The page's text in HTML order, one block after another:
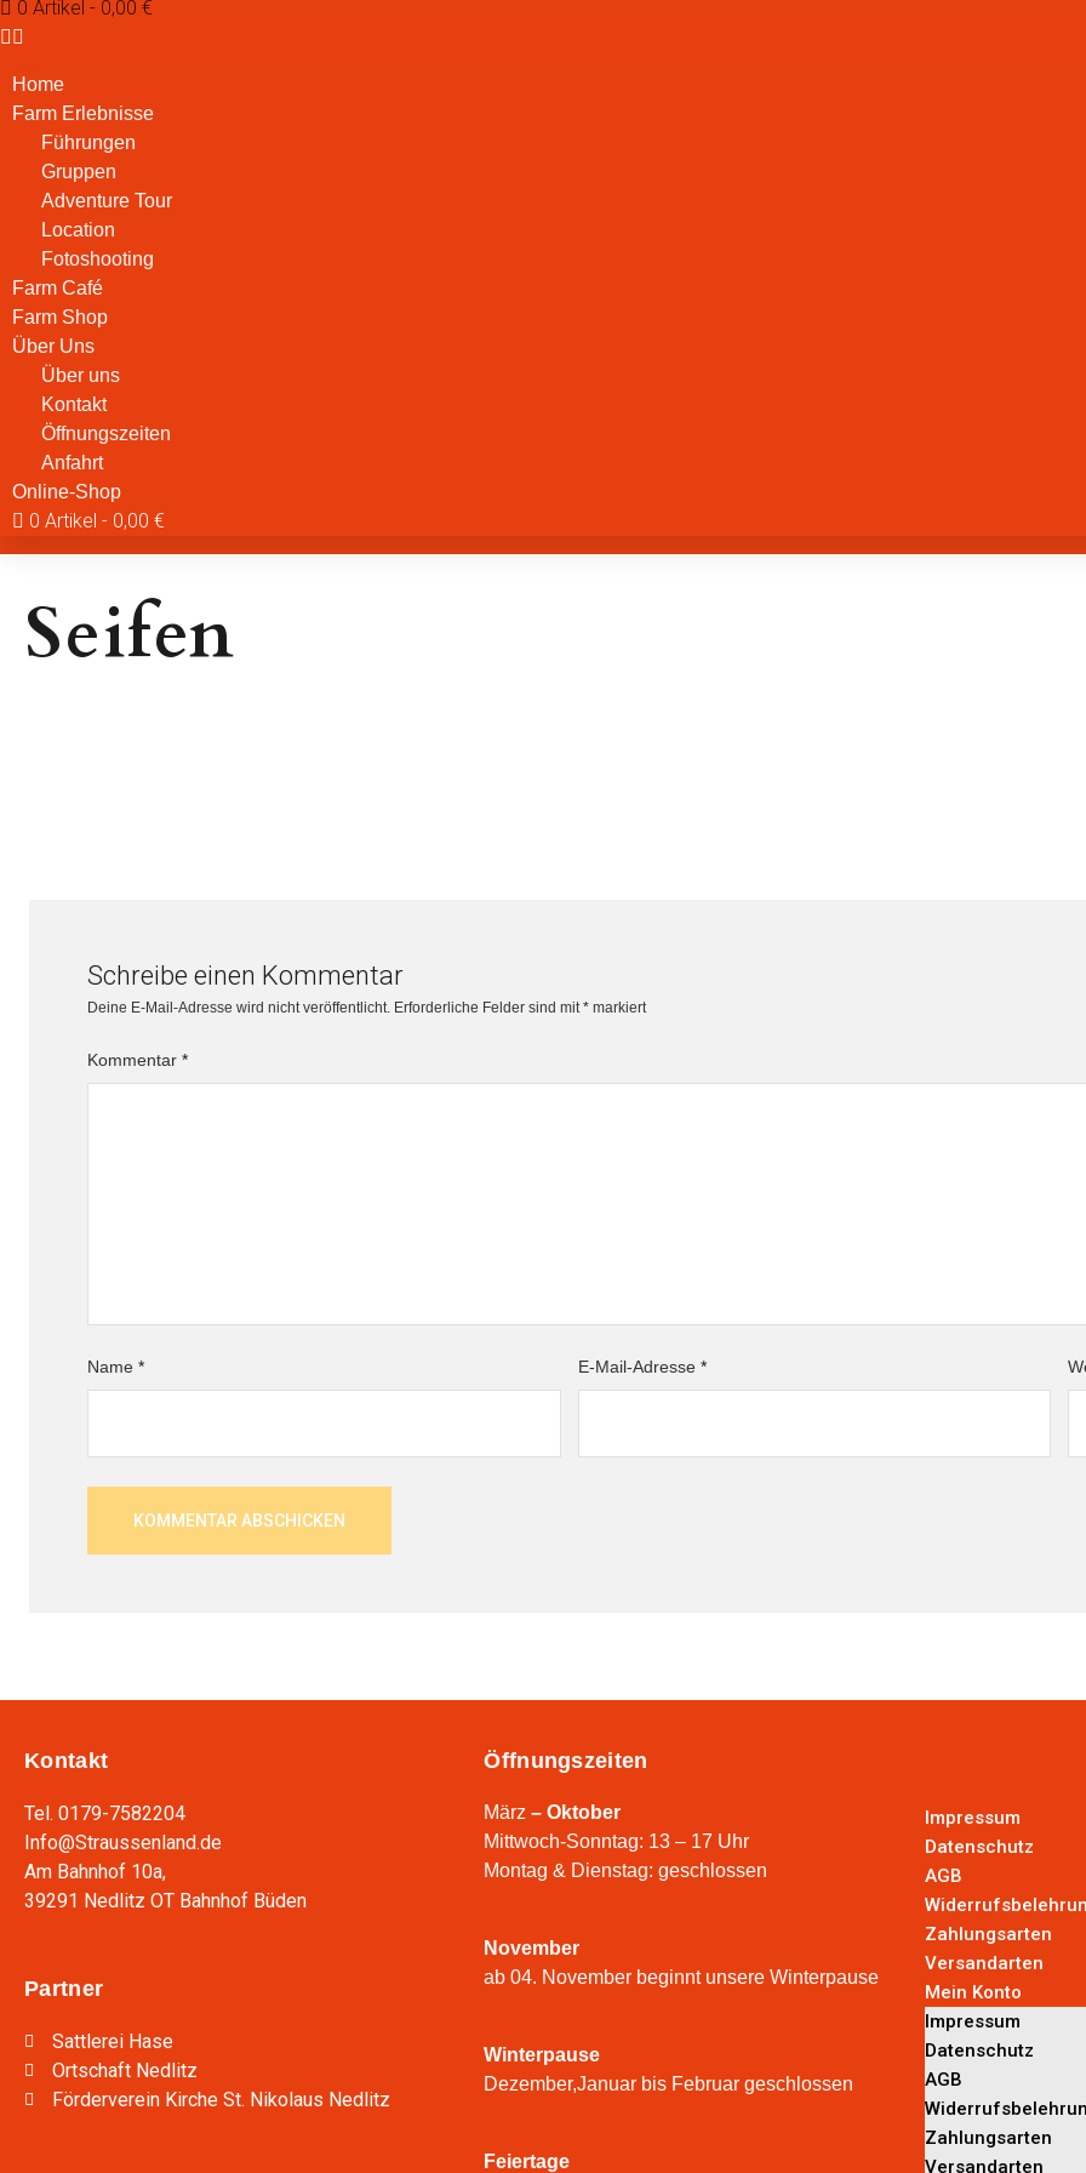
0 Artikel 0,00 €
Home
Farm Erlebnisse
Führungen
Gruppen
Adventure Tour
Location
Fotoshooting
Farm Café
Farm Shop
Über Uns
Über uns
Kontakt
Öffnungszeiten
Anfahrt
Online-Shop
0 Artikel 0,00 €
Seifen
Schreibe einen Kommentar
Deine E-Mail-Adresse wird nicht veröffentlicht. Erforderliche Felder sind mit* markiert
Kommentar *
Name * E-Mail-Adresse *
Kontakt
Tel. 0179-7582204
Info@Straussenland.de
Am Bahnhof 10a,
39291 Nedlitz OT Bahnhof Büden
Partner
Sattlerei Hase
Ortschaft Nedlitz
Förderverein Kirche St. Nikolaus Nedlitz
Öffnungszeiten
März – Oktober
Mittwoch-Sonntag: 13 – 17 Uhr
Montag & Dienstag: geschlossen
November
ab 04. November beginnt unsere Winterpause
Winterpause
Dezember,Januar bis Februar geschlossen
Feiertage
Impressum
Datenschutz
AGB
Zahlungsarten
Versandarten
Mein Konto
Impressum
Datenschutz
AGB
Zahlungsarten
Versandarten